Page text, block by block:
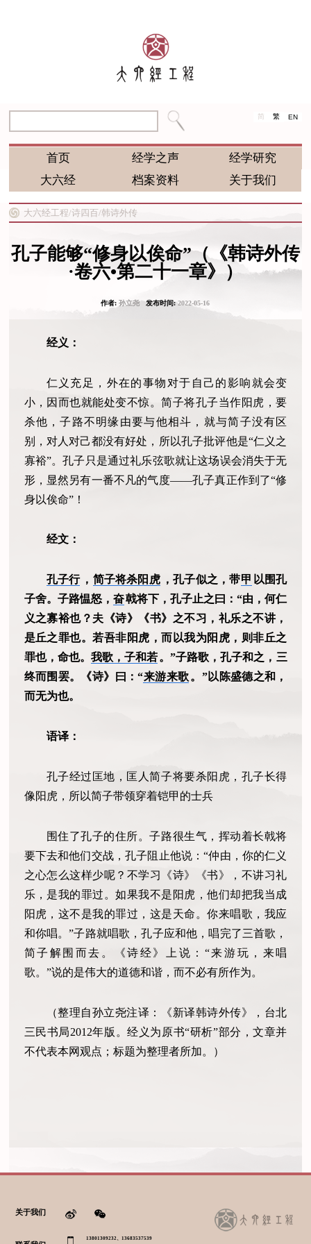
简 繁 EN
首页 经学之声
经学研究
大六经
档案资料 关于我们
大六经工程/诗四百/韩诗外传
孔子能够“修身以俟命”（《韩诗外传
·卷六•第二十一章》）
作者:孙立尧发布时间:2022-05-16
经义：
仁义充足，外在的事物对于自己的影响就会变
小，因而也就能处变不惊。简子将孔子当作阳虎，要
杀他，子路不明缘由要与他相斗，就与简子没有区
别，对人对己都没有好处，所以孔子批评他是“仁义之
寡裕”。孔子只是通过礼乐弦歌就让这场误会消失于无
形，显然另有一番不凡的气度——孔子真正作到了“修
身以俟命”！
经文：
孔子行 ， 简子将杀阳虎 ，孔子似之，带甲 以围孔
子舍。子路愠怒， 奋戟将下，孔子止之曰：“由，何仁
义之寡裕也？夫《诗》《书》之不习，礼乐之不讲，
是丘之罪也。若吾非阳虎，而以我为阳虎，则非丘之
罪也，命也。 我歌，子和若。”子路歌，孔子和之，三
终而围罢。《诗》曰：“来游来歌。”以陈盛德之和，
而无为也。
语译：
孔子经过匡地，匡人简子将要杀阳虎，孔子长得
像阳虎，所以简子带领穿着铠甲的士兵
围住了孔子的住所。子路很生气，挥动着长戟将
要下去和他们交战，孔子阻止他说：“仲由，你的仁义
之心怎么这样少呢？不学习《诗》《书》，不讲习礼
乐，是我的罪过。如果我不是阳虎，他们却把我当成
阳虎，这不是我的罪过，这是天命。你来唱歌，我应
和你唱。”子路就唱歌，孔子应和他，唱完了三首歌，
简子解围而去。《诗经》上说：“来游玩，来唱
歌。”说的是伟大的道德和谐，而不必有所作为。
（整理自孙立尧注译：《新译韩诗外传》，台北
三民书局2012年版。经义为原书“研析”部分，文章并
不代表本网观点；标题为整理者所加。）
关于我们
13801309232、13683537539